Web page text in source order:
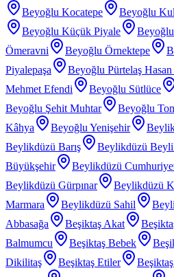
Beyoğlu Kocatepe
Beyoğlu
Beyoğlu Küçük Piyale
Ömeravni
Beyoğlu Örnektepe
Piyalepaşa
Beyoğlu Pürtelaş
Mehmet Efendi
Beyoğlu Sütlüce
Beyoğlu Şehit Muhtar
Beyoğlu
Kâhya
Beyoğlu Yenişehir
Beylikdüzü Barış
Beylikdüzü
Büyükşehir
Beylikdüzü
Beylikdüzü Gürpınar
Beylikdüzü
Marmara
Beylikdüzü Sahil
Abbasağa
Beşiktaş Akat
Balmumcu
Beşiktaş Bebek
Dikilitaş
Beşiktaş Etiler